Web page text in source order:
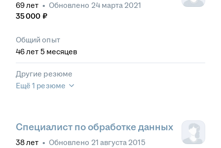
69лет • Обновлено 24 марта 2021
35 000 ₽
Общий опыт
46лет 5 месяцев
Другие резюме
Ещё 1 резюме
Специалист по обработке данных
38лет • Обновлено 21 августа 2015